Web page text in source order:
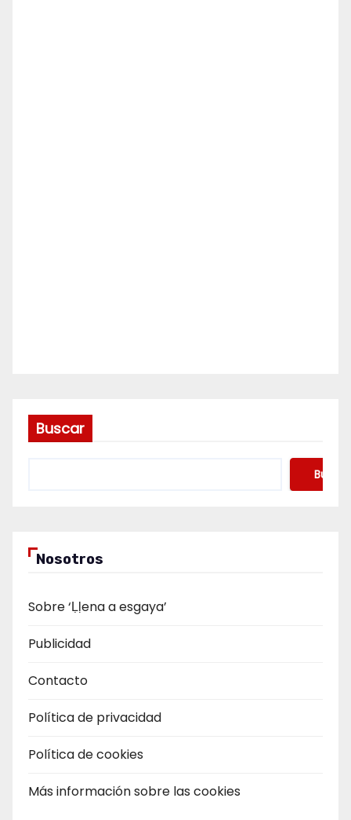
Buscar
Buscar
Nosotros
Sobre ‘Ḷḷena a esgaya’
Publicidad
Contacto
Política de privacidad
Política de cookies
Más información sobre las cookies